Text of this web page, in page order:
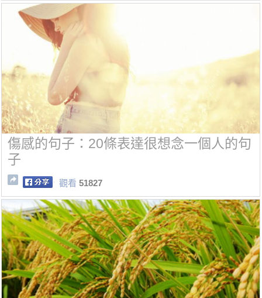
傷感的句子：20條表達很想念一個人的句
子
觀看 51827